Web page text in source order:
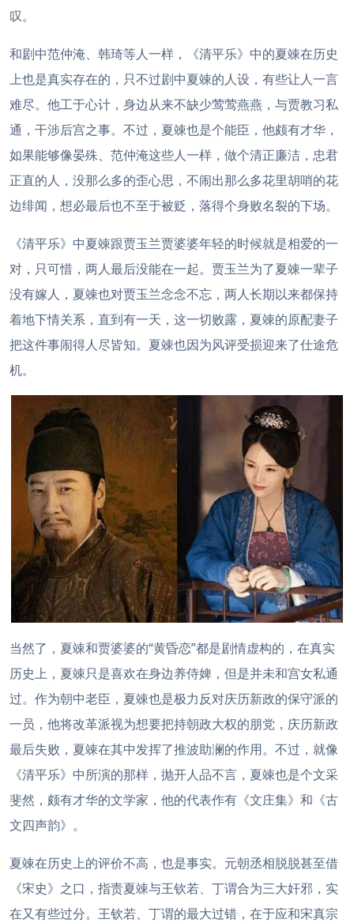
叹。
和剧中范仲淹、韩琦等人一样，《清平乐》中的夏竦在历史
上也是真实存在的，只不过剧中夏竦的人设，有些让人一言
难尽。他工于心计，身边从来不缺少莺莺燕燕，与贾教习私
通，干涉后宫之事。不过，夏竦也是个能臣，他颇有才华，
如果能够像晏殊、范仲淹这些人一样，做个清正廉洁，忠君
正直的人，没那么多的歪心思，不闹出那么多花里胡哨的花
边绯闻，想必最后也不至于被贬，落得个身败名裂的下场。
《清平乐》中夏竦跟贾玉兰贾婆婆年轻的时候就是相爱的一
对，只可惜，两人最后没能在一起。贾玉兰为了夏竦一辈子
没有嫁人，夏竦也对贾玉兰念念不忘，两人长期以来都保持
着地下情关系，直到有一天，这一切败露，夏竦的原配妻子
把这件事闹得人尽皆知。夏竦也因为风评受损迎来了仕途危
机。
当然了，夏竦和贾婆婆的“黄昏恋”都是剧情虚构的，在真实
历史上，夏竦只是喜欢在身边养侍婢，但是并未和宫女私通
过。作为朝中老臣，夏竦也是极力反对庆历新政的保守派的
一员，他将改革派视为想要把持朝政大权的朋党，庆历新政
最后失败，夏竦在其中发挥了推波助澜的作用。不过，就像
《清平乐》中所演的那样，抛开人品不言，夏竦也是个文采
斐然，颇有才华的文学家，他的代表作有《文庄集》和《古
文四声韵》。
夏竦在历史上的评价不高，也是事实。元朝丞相脱脱甚至借
《宋史》之口，指责夏竦与王钦若、丁谓合为三大奸邪，实
在又有些过分。王钦若、丁谓的最大过错，在于应和宋真宗